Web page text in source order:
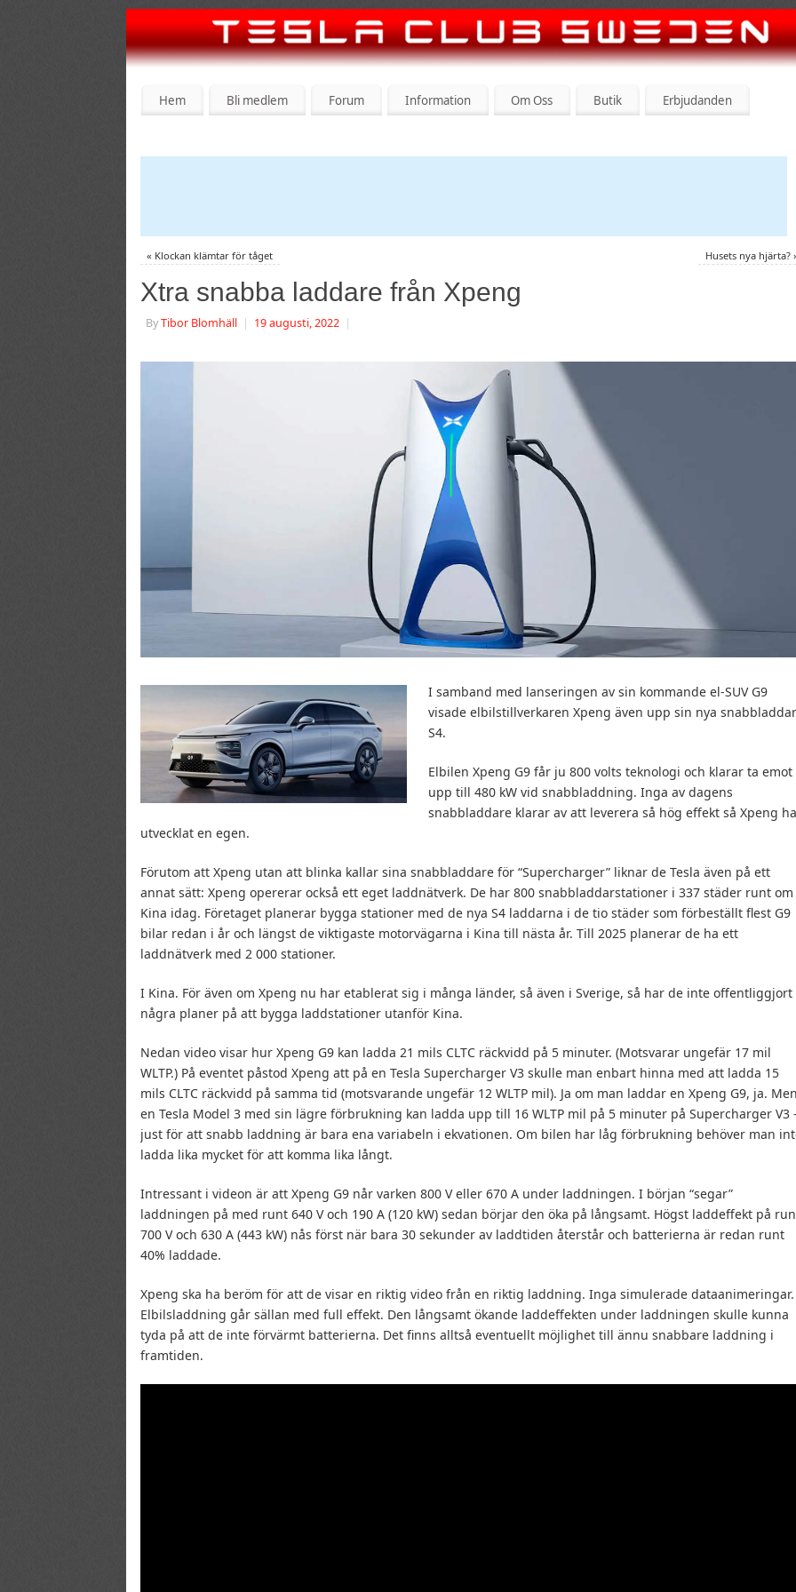
Hem Bli medlem Forum Information Om Oss Butik Erbjudanden
« Klockan klämtar för tåget Husets nya hjärta?
Xtra snabba laddare från Xpeng
ByTibor Blomhäll 19 augusti, 2022
I samband med lanseringen av sin kommande el-SUV G9
visade elbilstillverkaren Xpeng även upp sin nya
S4.
Elbilen Xpeng G9 får ju 800 volts teknologi och klarar ta emot
upp till 480 kW vid snabbladdning. Inga av dagens
snabbladdare klarar av att leverera så hög effekt så Xpeng
utvecklat en egen.
Förutom att Xpeng utan att blinka kallar sina snabbladdare för “Supercharger” liknar de Tesla även på ett
annat sätt: Xpeng opererar också ett eget laddnätverk. De har 800 snabbladdarstationer i 337 städer runt
Kina idag. Företaget planerar bygga stationer med de nya S4 laddarna i de tio städer som förbeställt flest G9
bilar redan i år och längst de viktigaste motorvägarna i Kina till nästa år. Till 2025 planerar de ha ett
laddnätverk med 2 000 stationer.
I Kina. För även om Xpeng nu har etablerat sig i många länder, så även i Sverige, så har de inte offentliggjort
några planer på att bygga laddstationer utanför Kina.
Nedan video visar hur Xpeng G9 kan ladda 21 mils CLTC räckvidd på 5 minuter. (Motsvarar ungefär 17 mil
WLTP.) På eventet påstod Xpeng att på en Tesla Supercharger V3 skulle man enbart hinna med att ladda 15
mils CLTC räckvidd på samma tid (motsvarande ungefär 12 WLTP mil). Ja om man laddar en Xpeng G9, ja.
en Tesla Model 3 med sin lägre förbrukning kan ladda upp till 16 WLTP mil på 5 minuter på Supercharger V3
just för att snabb laddning är bara ena variabeln i ekvationen. Om bilen har låg förbrukning behöver man
ladda lika mycket för att komma lika långt.
Intressant i videon är att Xpeng G9 når varken 800 V eller 670 A under laddningen. I början “segar”
laddningen på med runt 640 V och 190 A (120 kW) sedan börjar den öka på långsamt. Högst laddeffekt på
700 V och 630 A (443 kW) nås först när bara 30 sekunder av laddtiden återstår och batterierna är redan runt
40% laddade.
Xpeng ska ha beröm för att de visar en riktig video från en riktig laddning. Inga simulerade dataanimeringar.
Elbilsladdning går sällan med full effekt. Den långsamt ökande laddeffekten under laddningen skulle kunna
tyda på att de inte förvärmt batterierna. Det finns alltså eventuellt möjlighet till ännu snabbare laddning i
framtiden.